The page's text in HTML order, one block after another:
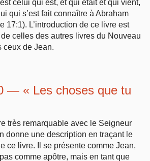
celui qui est, et qui était et qui vient,
qui s’est fait connaître à Abraham
17:1). L’introduction de ce livre est
celles des autres livres du Nouveau
ceux de Jean.
— « Les choses que tu
très remarquable avec le Seigneur
donne une description en traçant le
ce livre. Il se présente comme Jean,
comme apôtre, mais en tant que